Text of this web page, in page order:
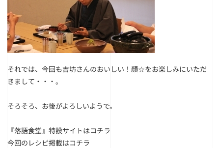
それでは、今回も吉坊さんのおいしい！顔☆をお楽しみにいただ
きまして・・・。
そろそろ、お後がよろしいようで。
『落語食堂』特設サイトはコチラ
今回のレシピ掲載はコチラ